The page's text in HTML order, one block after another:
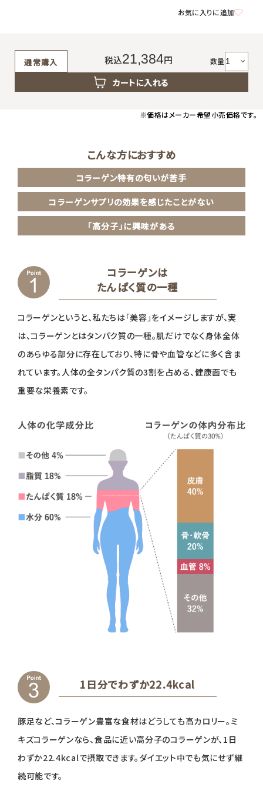
お気に入りに追加
通常購入 税込21,384円 数量
カートに入れる
※価格はメーカー希望小売価格です。
こんな方におすすめ
コラーゲン特有の匂いが苦手
コラーゲンサプリの効果を感じたことがない
「高分子」に興味がある
コラーゲンは
たんぱく質の一種
コラーゲンというと、私たちは「美容」をイメージしますが、実
は、コラーゲンとはタンパク質の一種。肌だけでなく身体全体
のあらゆる部分に存在しており、特に骨や血管などに多く含ま
れています。人体の全タンパク質の3割を占める、健康面でも
重要な栄養素です。
1日分でわずか22.4kcal
豚足など、コラーゲン豊富な食材はどうしても高カロリー。ミ
キズコラーゲンなら、食品に近い高分子のコラーゲンが、1日
わずか22.4kcalで摂取できます。ダイエット中でも気にせず継
続可能です。